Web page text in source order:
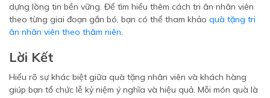
dựng lòng tin bền vững. Để tìm hiểu thêm cách tri ân nhân viên
theo từng giai đoạn gắn bó, bạn có thể tham khảo quà tặng tri
ân nhân viên theo thâm niên.
Lời Kết
Hiểu rõ sự khác biệt giữa quà tặng nhân viên và khách hàng
giúp bạn tổ chức lễ kỷ niệm ý nghĩa và hiệu quả. Mỗi món quà là